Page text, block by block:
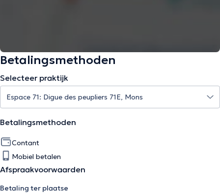
Betalingsmethoden
Selecteer praktijk
Betalingsmethoden
Contant
Mobiel betalen
Afspraakvoorwaarden
Betaling ter plaatse